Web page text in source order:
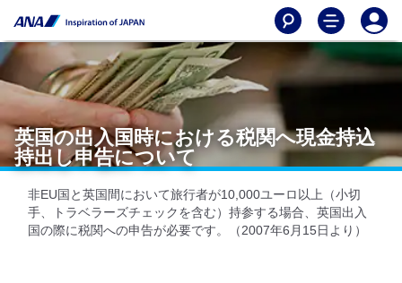
英国の出入国時における税関へ現金持込
持出し申告について
非EU国と英国間において旅行者が10,000ユーロ以上（小切
手、トラベラーズチェックを含む）持参する場合、英国出入
国の際に税関への申告が必要です。（2007年6月15日より）